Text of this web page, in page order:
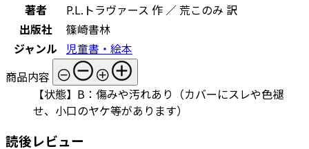
著者
P.L.トラヴァース 作 ／ 荒このみ 訳
出版社
篠崎書林
ジャンル
児童書・絵本
商品内容
【状態】B：傷みや汚れあり（カバーにスレや色褪
せ、小口のヤケ等があります）
読後レビュー